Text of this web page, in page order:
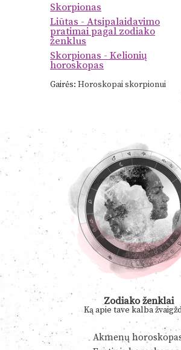
Skorpionas
Liūtas - Atsipalaidavimo
pratimai pagal zodiako
ženklus
Skorpionas - Kelionių
horoskopas
Gairės: Horoskopai skorpionui
Zodiako ženklai
Ką apie tave kalba
Akmenų